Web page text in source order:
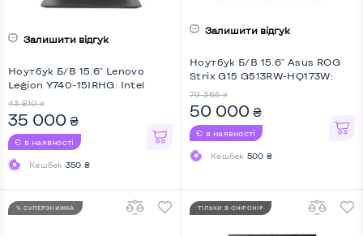
Залишити відгук
Ноутбук Б/В 15.6" Lenovo
Legion Y740-15IRHG: Intel
2070 Max-Q, IPS, Full HD, Key
Light
43 210 ₴
35 000 ₴
Є в наявності
Кешбек 350 ₴
Залишити відгук
Ноутбук Б/В 15.6" Asus ROG
Strix G15 G513RW-HQ173W:
RTX 3070 Ti, IPS, Full HD, No
Webcam, Key Light
79 365 ₴
50 000 ₴
Є в наявності
Кешбек 500 ₴
% СУПЕРЗНИЖКА ТІЛЬКИ В CHIPCHIP